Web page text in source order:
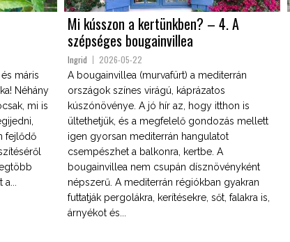
máris
Néhány
mi is
fejlődő
Mi kússzon a kertünkben? – 4. A
szépséges bougainvillea
Ingrid 2026-05-22
A bougainvillea (murvafürt) a mediterrán
országok színes virágú, káprázatos
kúszónövénye. A jó hír az, hogy itthon is
ültethetjük, és a megfelelő gondozás mellett
igen gyorsan mediterrán hangulatot
csempészhet a balkonra, kertbe. A
bougainvillea nem csupán dísznövényként
népszerű. A mediterrán régiókban gyakran
futtatják pergolákra, kerítésekre, sőt, falakra is,
árnyékot és...